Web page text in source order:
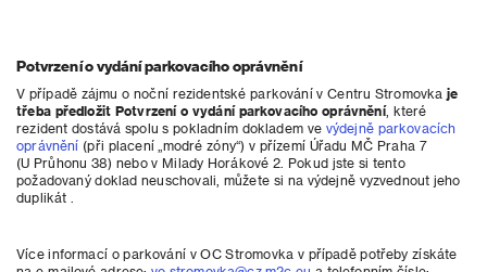
Potvrzení o vydání parkovacího oprávnění
V případě zájmu o noční rezidentské parkování v Centru Stromovkaje
třeba předložit Potvrzení o vydání parkovacího oprávnění, které
rezident dostává spolu s pokladním dokladem ve výdejně parkovacích
oprávnění (při placení „modré zóny“) v přízemí Úřadu MČ Praha 7
(U Průhonu 38) nebo v Milady Horákové 2. Pokud jste si tento
požadovaný doklad neuschovali, můžete si na výdejně vyzvednout jeho
duplikát .
Více informací o parkování v OC Stromovka v případě potřeby získáte